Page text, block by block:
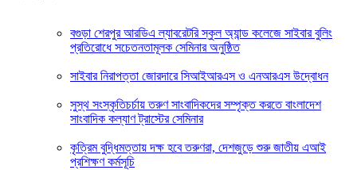
বগুড়া শেরপুর আরডিএ ল্যাবরেটরি স্কুল অ্যান্ড কলেজে সাইবার বুলিং
প্রতিরোধে সচেতনতামূলক সেমিনার অনুষ্ঠিত
সাইবার নিরাপত্তা জোরদারে সিআইআরএস ও এনআরএস উদ্বোধন
সুস্থ সংস্কৃতিচর্চায় তরুণ সাংবাদিকদের সম্পৃক্ত করতে বাংলাদেশ
সাংবাদিক কল্যাণ ট্রাস্টের সেমিনার
কৃত্রিম বুদ্ধিমত্তায় দক্ষ হবে তরুণরা, দেশজুড়ে শুরু জাতীয় এআই
প্রশিক্ষণ কর্মসূচি